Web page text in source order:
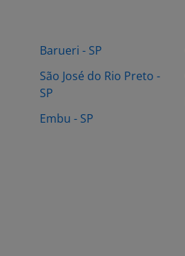
Barueri - SP
São José do Rio Preto -
SP
Embu - SP